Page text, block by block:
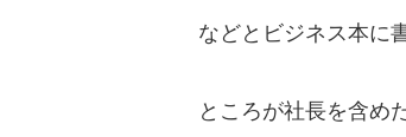
などとビジネス本に
ところが社長を含め